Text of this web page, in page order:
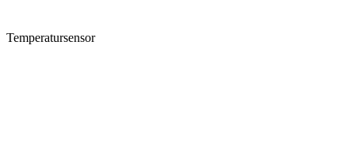
Temperatursensor